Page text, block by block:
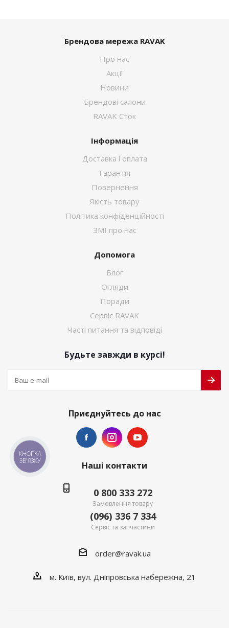
Брендова мережа RAVAK
Про нас
Акції
Новини
Брендові салони
RAVAK Сток
Інформація
Доставка і оплата
Гарантія
Повернення
Якість товару
Політика конфіденційності
ЗМІ про нас
Допомога
Блог
Огляди
Поради
Сервіс RAVAK
Часті питання та відповіді
Будьте завжди в курсі!
Приєднуйтесь до нас
Наші контакти
0 800 333 272
Замовлення товару
(096) 336 7 334
Сервіс та запчастини
order@ravak.ua
м. Київ, вул. Дніпровська набережна, 21
КНОПКА
ЗВ'ЯЗКУ